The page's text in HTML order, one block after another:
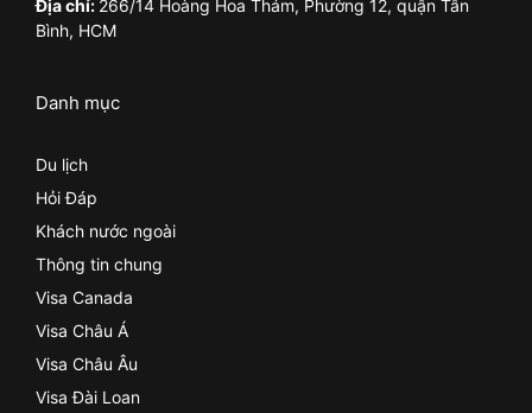
Địa chỉ: 266/14 Hoàng Hoa Thám, Phường 12, quận Tân
Bình, HCM
Danh mục
Du lịch
Hỏi Đáp
Khách nước ngoài
Thông tin chung
Visa Canada
Visa Châu Á
Visa Châu Âu
Visa Đài Loan